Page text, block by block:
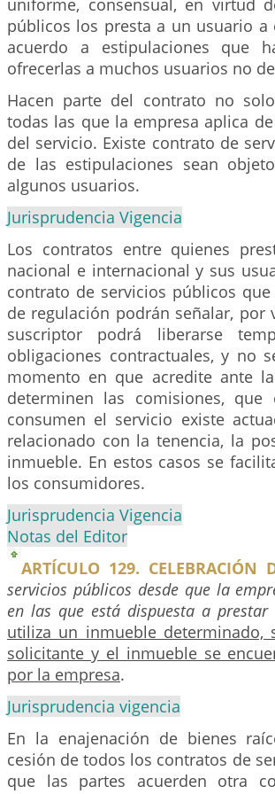
uniforme, consensual, en virtud
públicos los presta a un usuario
acuerdo a estipulaciones que
ofrecerlas a muchos usuarios no
Hacen parte del contrato no
todas las que la empresa aplica
del servicio. Existe contrato de
de las estipulaciones sean
algunos usuarios.
Jurisprudencia Vigencia
Los contratos entre quienes
nacional e internacional y sus
contrato de servicios públicos
de regulación podrán señalar, por
suscriptor podrá liberarse
obligaciones contractuales, y no
momento en que acredite ante
determinen las comisiones,
consumen el servicio existe
relacionado con la tenencia, la
inmueble. En estos casos se
los consumidores.
Jurisprudencia Vigencia
Notas del Editor
ARTÍCULO 129. CELEBRACIÓN
servicios públicos desde que la
en las que está dispuesta a
utiliza un inmueble
solicitante y el inmueble se
por la empresa.
Jurisprudencia vigencia
En la enajenación de bienes
cesión de todos los contratos de
que las partes acuerden otra